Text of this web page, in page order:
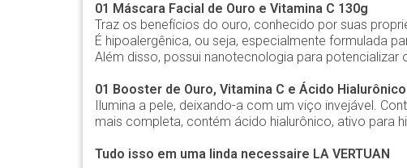
01 Máscara Facial de Ouro e Vitamina C 130g
Traz os benefícios do ouro, conhecido por suas
É hipoalergênica, ou seja, especialmente formulada
Além disso, possui nanotecnologia para
01 Booster de Ouro, Vitamina C e Ácido
Ilumina a pele, deixando-a com um viço invejável.
mais completa, contém ácido hialurônico, ativo para
Tudo isso em uma linda necessaire LA VERTUAN